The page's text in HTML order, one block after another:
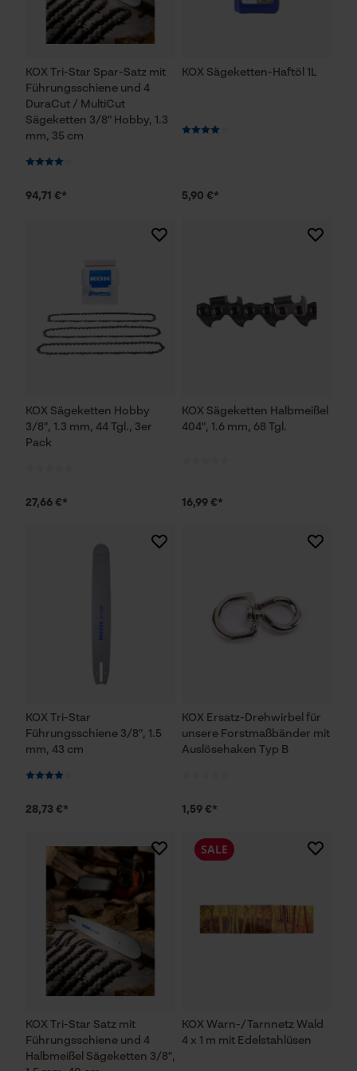
KOX Tri-Star Spar-Satz mit
Führungsschiene und 4
DuraCut / MultiCut
Sägeketten 3/8" Hobby, 1.3
mm, 35 cm
94,71 €*
KOX Sägeketten-Haftöl 1L
5,90 €*
KOX Sägeketten Hobby
3/8", 1.3 mm, 44 Tgl., 3er
Pack
27,66 €*
KOX Sägeketten Halbmeißel
404", 1.6 mm, 68 Tgl.
16,99 €*
KOX Tri-Star
Führungsschiene 3/8", 1.5
mm, 43 cm
28,73 €*
KOX Ersatz-Drehwirbel für
unsere Forstmaßbänder mit
Auslösehaken Typ B
1,59 €*
KOX Tri-Star Satz mit
Führungsschiene und 4
Halbmeißel Sägeketten 3/8",
KOX Warn-/Tarnnetz Wald
4 x 1 m mit Edelstahlüsen
SALE